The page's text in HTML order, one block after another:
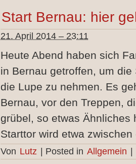
Start Bernau: hier
21. April 2014 – 23:11
Heute Abend haben sich
in Bernau getroffen, um
die Lupe zu nehmen. Es
Bernau, vor den Treppen,
grübel, so etwas Ähnliches
Starttor wird etwa
Von Lutz Posted in Allgemein